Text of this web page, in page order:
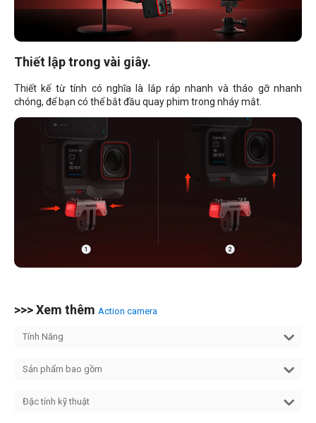
Thiết lập trong vài giây.
Thiết kế từ tính có nghĩa là lắp ráp nhanh và tháo gỡ nhanh
chóng, để bạn có thể bắt đầu quay phim trong nháy mắt.
>>> Xem thêm Action camera
Tính Năng
Sản phẩm bao gồm
Đặc tính kỹ thuật